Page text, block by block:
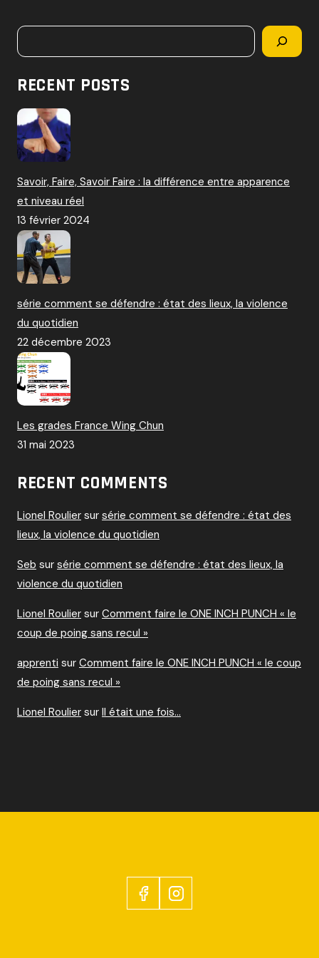
r
Rechercher
RECENT POSTS
Savoir, Faire, Savoir Faire : la différence entre apparence
et niveau réel
13 février 2024
série comment se défendre : état des lieux, la violence
du quotidien
22 décembre 2023
Les grades France Wing Chun
31 mai 2023
RECENT COMMENTS
Lionel Roulier sur série comment se défendre : état des
lieux, la violence du quotidien
Seb sur série comment se défendre : état des lieux, la
violence du quotidien
Lionel Roulier sur Comment faire le ONE INCH PUNCH « le
coup de poing sans recul »
apprenti sur Comment faire le ONE INCH PUNCH « le coup
de poing sans recul »
Lionel Roulier sur Il était une fois…